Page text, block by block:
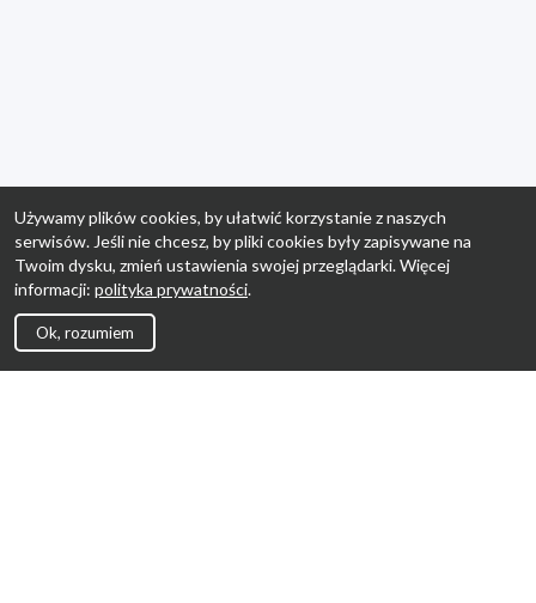
Używamy plików cookies, by ułatwić korzystanie z naszych
serwisów. Jeśli nie chcesz, by pliki cookies były zapisywane na
Twoim dysku, zmień ustawienia swojej przeglądarki. Więcej
informacji: polityka prywatności.
Ok, rozumiem